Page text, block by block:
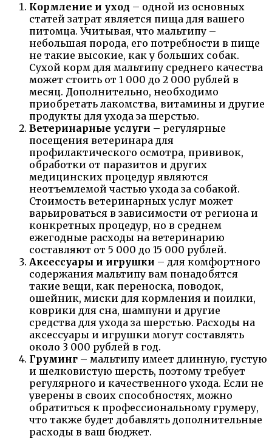
Кормление и уход – одной из основных
статей затрат является пища для вашего
питомца. Учитывая, что мальтипу –
небольшая порода, его потребности в пище
не такие высокие, как у больших собак.
Сухой корм для мальтипу среднего качества
может стоить от 1 000 до 2 000 рублей в
месяц. Дополнительно, необходимо
приобретать лакомства, витамины и другие
продукты для ухода за шерстью.
Ветеринарные услуги – регулярные
посещения ветеринара для
профилактического осмотра, прививок,
обработки от паразитов и других
медицинских процедур являются
неотъемлемой частью ухода за собакой.
Стоимость ветеринарных услуг может
варьироваться в зависимости от региона и
конкретных процедур, но в среднем
ежегодные расходы на ветеринарию
составляют от 5 000 до 15 000 рублей.
Аксессуары и игрушки – для комфортного
содержания мальтипу вам понадобятся
такие вещи, как переноска, поводок,
ошейник, миски для кормления и поилки,
коврики для сна, шампуни и другие
средства для ухода за шерстью. Расходы на
аксессуары и игрушки могут составлять
около 3 000 рублей в год.
Груминг – мальтипу имеет длинную, густую
и шелковистую шерсть, поэтому требует
регулярного и качественного ухода. Если не
уверены в своих способностях, можно
обратиться к профессиональному грумеру,
что также будет добавлять дополнительные
расходы в ваш бюджет.